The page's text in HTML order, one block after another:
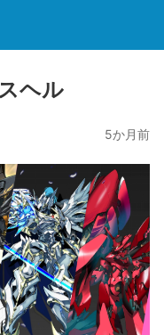
ヘル
5か月前